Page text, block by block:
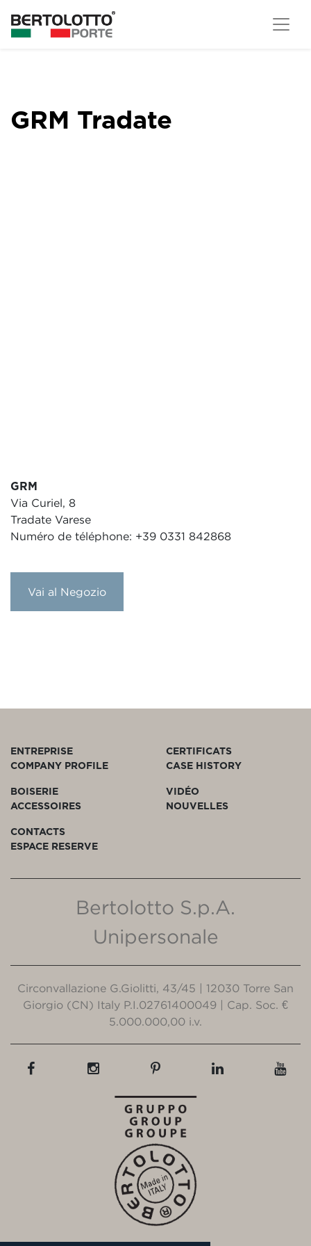
GRM Tradate
GRM
Via Curiel, 8
Tradate Varese
Numéro de téléphone: +39 0331 842868
Vai al Negozio
ENTREPRISE
COMPANY PROFILE
CERTIFICATS
CASE HISTORY
BOISERIE
ACCESSOIRES
VIDÉO
NOUVELLES
CONTACTS
ESPACE RESERVE
Bertolotto S.p.A.
Unipersonale
Circonvallazione G.Giolitti, 43/45 | 12030 Torre San
Giorgio (CN) Italy P.I.02761400049 | Cap. Soc. €
5.000.000,00 i.v.